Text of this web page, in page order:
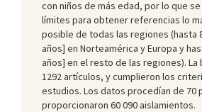
con niños de más edad, por lo que
límites para obtener referencias lo
posible de todas las regiones (hasta
años] en Norteamérica y Europa y
años] en el resto de las regiones). La
1292 artículos, y cumplieron los
estudios. Los datos procedían de 70
proporcionaron 60 090 aislamientos.